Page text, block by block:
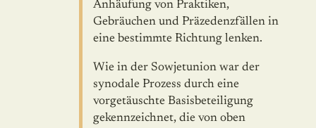
Anhäufung von Praktiken,
Gebräuchen und Präzedenzfällen in
eine bestimmte Richtung lenken.
Wie in der Sowjetunion war der
synodale Prozess durch eine
vorgetäuschte Basisbeteiligung
gekennzeichnet, die von oben